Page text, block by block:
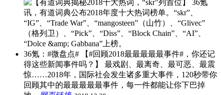
36氪：#微盘点# 【#回顾2018最最最最最事件#，你还记
得这些新闻事件吗？】 最戏剧、最离奇、最可恶、最震
惊……2018年，国际社会发生诸多重大事件，120秒带你
回顾其中的最最最最最事件，每一件都能让你下巴掉